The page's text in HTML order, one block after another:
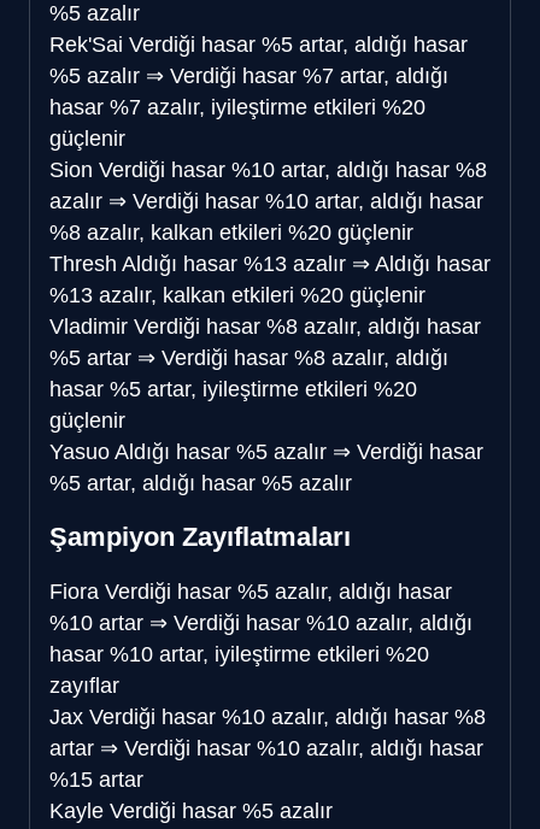
%5 azalır
Rek'Sai Verdiği hasar %5 artar, aldığı hasar
%5 azalır ⇒ Verdiği hasar %7 artar, aldığı
hasar %7 azalır, iyileştirme etkileri %20
güçlenir
Sion Verdiği hasar %10 artar, aldığı hasar %8
azalır ⇒ Verdiği hasar %10 artar, aldığı hasar
%8 azalır, kalkan etkileri %20 güçlenir
Thresh Aldığı hasar %13 azalır ⇒ Aldığı hasar
%13 azalır, kalkan etkileri %20 güçlenir
Vladimir Verdiği hasar %8 azalır, aldığı hasar
%5 artar ⇒ Verdiği hasar %8 azalır, aldığı
hasar %5 artar, iyileştirme etkileri %20
güçlenir
Yasuo Aldığı hasar %5 azalır ⇒ Verdiği hasar
%5 artar, aldığı hasar %5 azalır
Şampiyon Zayıflatmaları
Fiora Verdiği hasar %5 azalır, aldığı hasar
%10 artar ⇒ Verdiği hasar %10 azalır, aldığı
hasar %10 artar, iyileştirme etkileri %20
zayıflar
Jax Verdiği hasar %10 azalır, aldığı hasar %8
artar ⇒ Verdiği hasar %10 azalır, aldığı hasar
%15 artar
Kayle Verdiği hasar %5 azalır